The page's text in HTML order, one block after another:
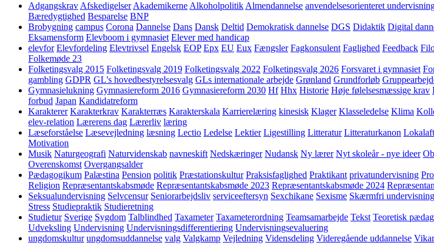
Adgangskrav Afskedigelser Akademikerne Alkoholpolitik Almendannelse anvendelsesorienteret
Bæredygtighed Besparelse BNP
Brobygning campus Corona Dannelse Dans Dansk Deltid Demokratisk dannelse DGS Didaktik Digital
Eksamensform Elevboom i gymnasiet Elever med handicap
elevfor Elevfordeling Elevtrivsel Engelsk EOP Epx EU Eux Fængsler Fagkonsulent Faglighed Feedback
Folkemøde 23
Folketingsvalg 2015 Folketingsvalg 2019 Folketingsvalg 2022 Folketingsvalg 2026 Forsvaret i gymnasiet
gambling GDPR GL's hovedbestyrelsesvalg GLs internationale arbejde Grønland Grundforløb
Gymnasielukning Gymnasiereform 2016 Gymnasiereform 2030 Hf Hhx Historie Høje følelsesmæssige krav
forbud Japan Kandidatreform
Karakterer Karakterkrav Karakterræs Karakterskala Karrierelæring kinesisk Klager Klasseledelse Klima
elev-relation Lærerens dag Lærerliv læring
Læseforståelse Læsevejledning læsning Lectio Ledelse Lektier Ligestilling Litteratur Litteraturkanon
Motivation
Musik Naturgeografi Naturvidenskab navneskift Nedskæringer Nudansk Ny lærer Nyt skoleår - nye ideer
Overenskomst Overgangsalder
Pædagogikum Palæstina Pension politik Præstationskultur Praksisfaglighed Praktikant privatundervisning
Religion Repræsentantskabsmøde Repræsentantskabsmøde 2023 Repræsentantskabsmøde 2024
Seksualundervisning Selvcensur Seniorarbejdsliv serviceeftersyn Sexchikane Sexisme Skærmfri undervisning
Stress Studiepraktik Studieretning
Studietur Sverige Sygdom Talblindhed Taxameter Taxameterordning Teamsamarbejde Tekst Teoretisk
Udveksling Undervisning Undervisningsdifferentiering Undervisningsevaluering
ungdomskultur ungdomsuddannelse valg Valgkamp Vejledning Vidensdeling Videregående uddannelse Vikar